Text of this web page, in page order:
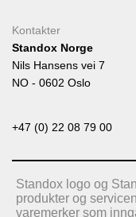
Kontakter
Standox Norge
Nils Hansens vei 7
NO - 0602 Oslo
+47 (0) 22 08 79 00
Standox logo og
produkter og
varemerker som